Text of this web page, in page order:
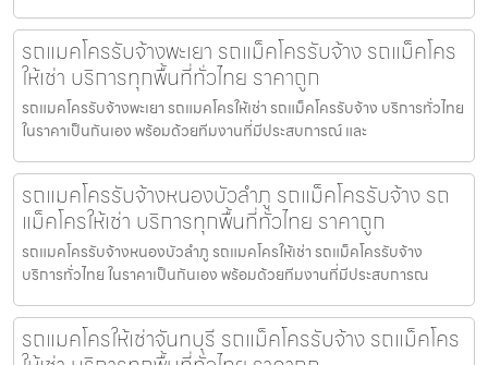
รถแมคโครรับจ้างพะเยา รถแม็คโครรับจ้าง รถแม็คโคร
ให้เช่า บริการทุกพื้นที่ทั่วไทย ราคาถูก
รถแมคโครรับจ้างพะเยา รถแมคโครให้เช่า รถแม็คโครรับจ้าง บริการทั่วไทย
ในราคาเป็นกันเอง พร้อมด้วยทีมงานที่มีประสบการณ์ และ
รถแมคโครรับจ้างหนองบัวลำภู รถแม็คโครรับจ้าง รถ
แม็คโครให้เช่า บริการทุกพื้นที่ทั่วไทย ราคาถูก
รถแมคโครรับจ้างหนองบัวลำภู รถแมคโครให้เช่า รถแม็คโครรับจ้าง
บริการทั่วไทย ในราคาเป็นกันเอง พร้อมด้วยทีมงานที่มีประสบการณ
รถแมคโครให้เช่าจันทบุรี รถแม็คโครรับจ้าง รถแม็คโคร